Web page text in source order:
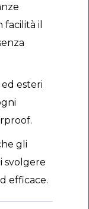
il
esteri
gli
svolgere
efficace.